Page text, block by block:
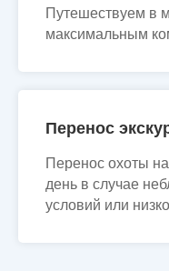
Путешествуем в
максимальным
Перенос
Перенос охоты
день в случае
условий или